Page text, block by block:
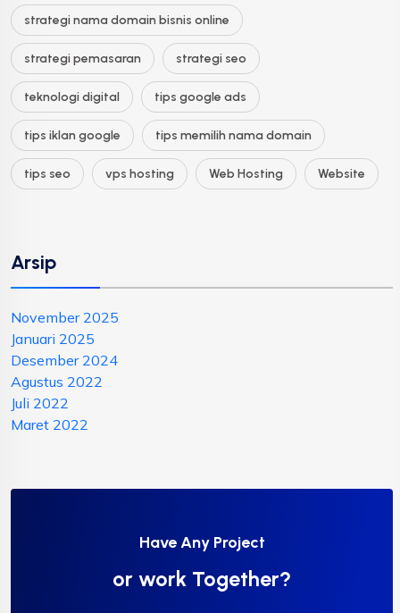
strategi nama domain bisnis online
strategi pemasaran strategi seo
teknologi digital tips google ads
tips iklan google tips memilih nama domain
tips seo vps hosting Web Hosting Website
Arsip
November 2025
Januari 2025
Desember 2024
Agustus 2022
Juli 2022
Maret 2022
Have Any Project
or work Together?